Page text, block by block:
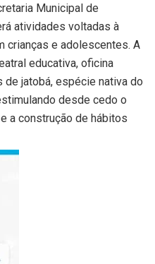
Municipal de
atividades voltadas à
crianças e adolescentes. A
educativa, oficina
jatobá, espécie nativa do
desde cedo o
a construção de hábitos